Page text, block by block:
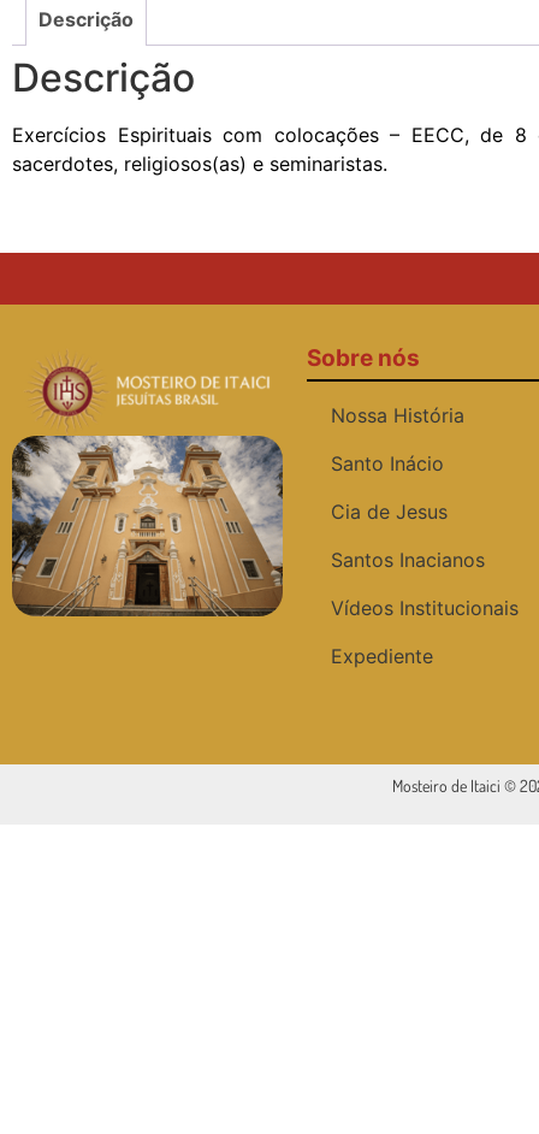
Descrição
Descrição
Exercícios Espirituais com colocações – EECC, de
sacerdotes, religiosos(as) e seminaristas.
Sobre nós
Nossa História
Santo Inácio
Cia de Jesus
Santos Inacianos
Vídeos Institucionais
Expediente
Mosteiro de Itaici ©